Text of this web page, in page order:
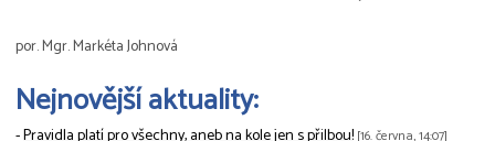
por. Mgr. Markéta Johnová
Nejnovější aktuality:
[16. června, 14:07]